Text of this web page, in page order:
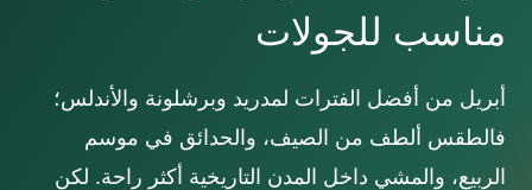
مناسب للجولات
أبريل من أفضل الفترات لمدريد وبرشلونة والأندلس؛
فالطقس ألطف من الصيف، والحدائق في موسم
الربيع، والمشي داخل المدن التاريخية أكثر راحة. لكن